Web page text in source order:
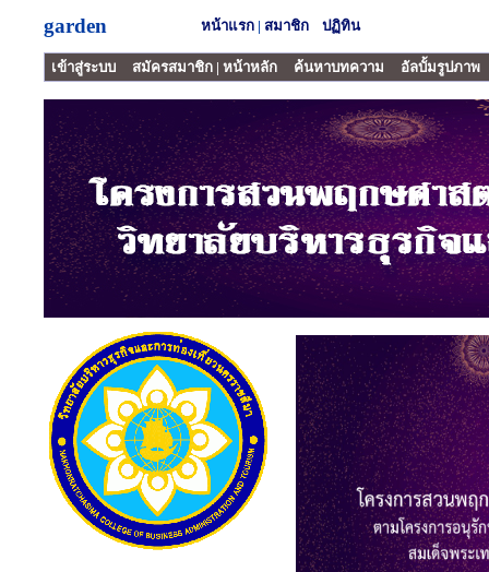
garden หน้าแรก | สมาชิก ปฏิทิน
เข้าสู่ระบบ สมัครสมาชิก | หน้าหลัก ค้นหาบทความ อัลบั้มรูปภาพ